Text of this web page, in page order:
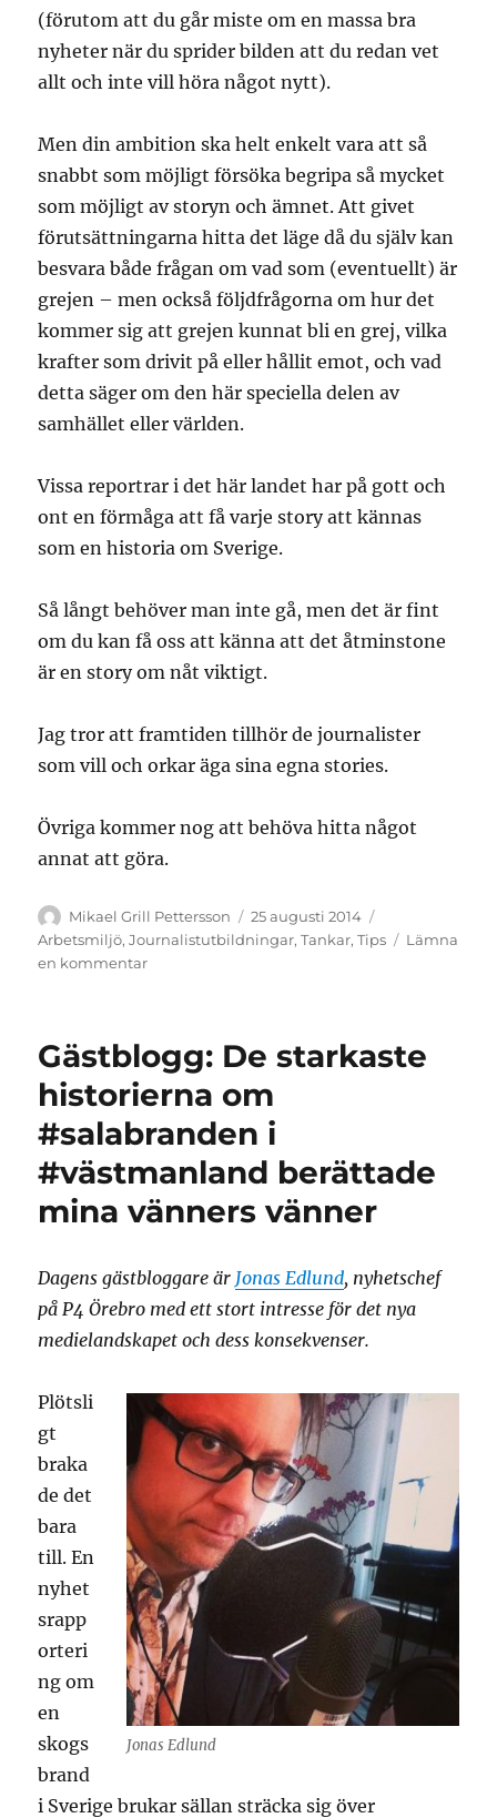
(förutom att du går miste om en massa bra
nyheter när du sprider bilden att du redan vet
allt och inte vill höra något nytt).
Men din ambition ska helt enkelt vara att så
snabbt som möjligt försöka begripa så mycket
som möjligt av storyn och ämnet. Att givet
förutsättningarna hitta det läge då du själv kan
besvara både frågan om vad som (eventuellt) är
grejen – men också följdfrågorna om hur det
kommer sig att grejen kunnat bli en grej, vilka
krafter som drivit på eller hållit emot, och vad
detta säger om den här speciella delen av
samhället eller världen.
Vissa reportrar i det här landet har på gott och
ont en förmåga att få varje story att kännas
som en historia om Sverige.
Så långt behöver man inte gå, men det är fint
om du kan få oss att känna att det åtminstone
är en story om nåt viktigt.
Jag tror att framtiden tillhör de journalister
som vill och orkar äga sina egna stories.
Övriga kommer nog att behöva hitta något
annat att göra.
Författare
Mikael Grill Pettersson
Publicerat
den
25 augusti 2014
Arbetsmiljö,Journalistutbildningar,Tankar,Tips
Lämna
en kommentartill
framtidens
journalister
Gästblogg: De starkaste
historierna om
#salabranden i
#västmanland berättade
mina vänners vänner
Dagens gästbloggare är Jonas Edlund, nyhetschef
på P4 Örebro med ett stort intresse för det nya
medielandskapet och dess konsekvenser.
Jonas Edlund
Plötsli
gt
braka
de det
bara
till. En
nyhet
srapp
orteri
ng om
en
skogs
brand
i Sverige brukar sällan sträcka sig över